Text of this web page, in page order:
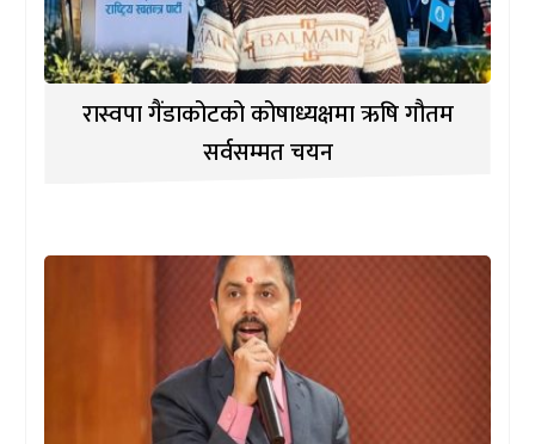
रास्वपा गैंडाकोटको कोषाध्यक्षमा ऋषि गौतम
सर्वसम्मत चयन